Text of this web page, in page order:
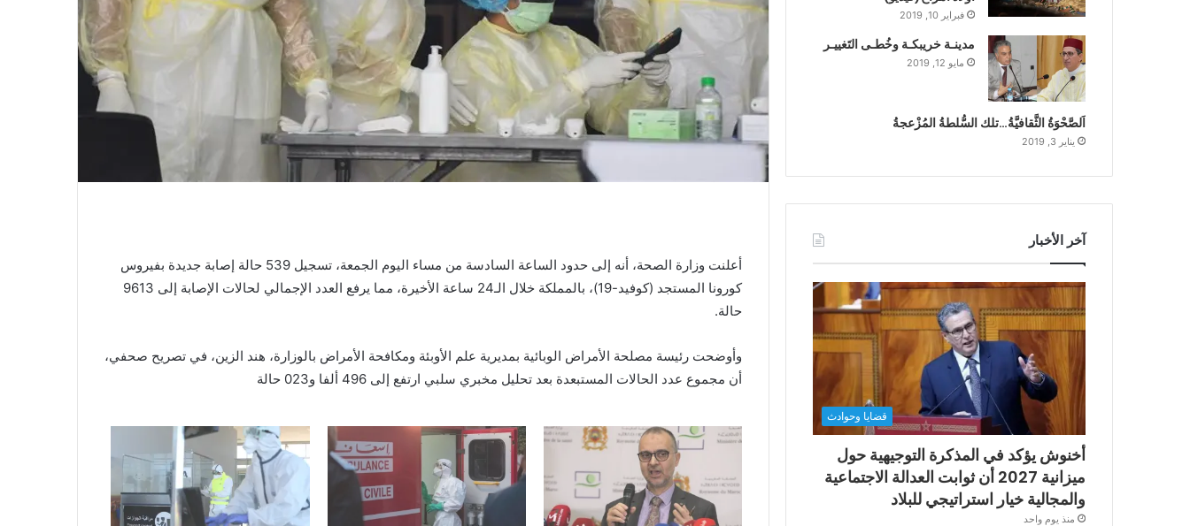
أعلنت وزارة الصحة، أنه إلى حدود الساعة السادسة من مساء اليوم الجمعة، تسجيل 539 حالة إصابة جديدة بفيروس
كورونا المستجد (كوفيد-19)، بالمملكة خلال الـ24 ساعة الأخيرة، مما يرفع العدد الإجمالي لحالات الإصابة إلى 9613
حالة.
وأوضحت رئيسة مصلحة الأمراض الوبائية بمديرية علم الأوبئة ومكافحة الأمراض بالوزارة، هند الزين، في تصريح صحفي،
أن مجموع عدد الحالات المستبعدة بعد تحليل مخبري سلبي ارتفع إلى 496 ألفا و023 حالة
فبراير 10, 2019
مدينـة خريبكـة وخُطـى التَغييـر
مايو 12, 2019
اَلصَّحْوَةُ الثَّقافيَّةُ…تلك السُّلطةُ المُزْعجةُ
يناير 3, 2019
آخر الأخبار
قضايا وحوادث
أخنوش يؤكد في المذكرة التوجيهية حول
ميزانية 2027 أن ثوابت العدالة الاجتماعية
والمجالية خيار استراتيجي للبلاد
منذ يوم واحد